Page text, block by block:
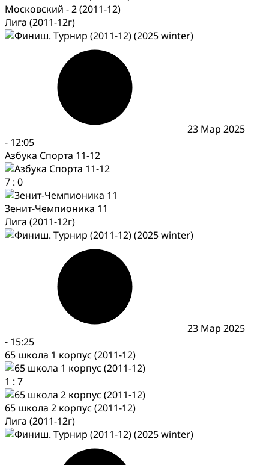
Московский - 2 (2011-12)
Лига (2011-12г)
23 Мар 2025
- 12:05
Азбука Спорта 11-12
7 : 0
Зенит-Чемпионика 11
Лига (2011-12г)
23 Мар 2025
- 15:25
65 школа 1 корпус (2011-12)
1 : 7
65 школа 2 корпус (2011-12)
Лига (2011-12г)